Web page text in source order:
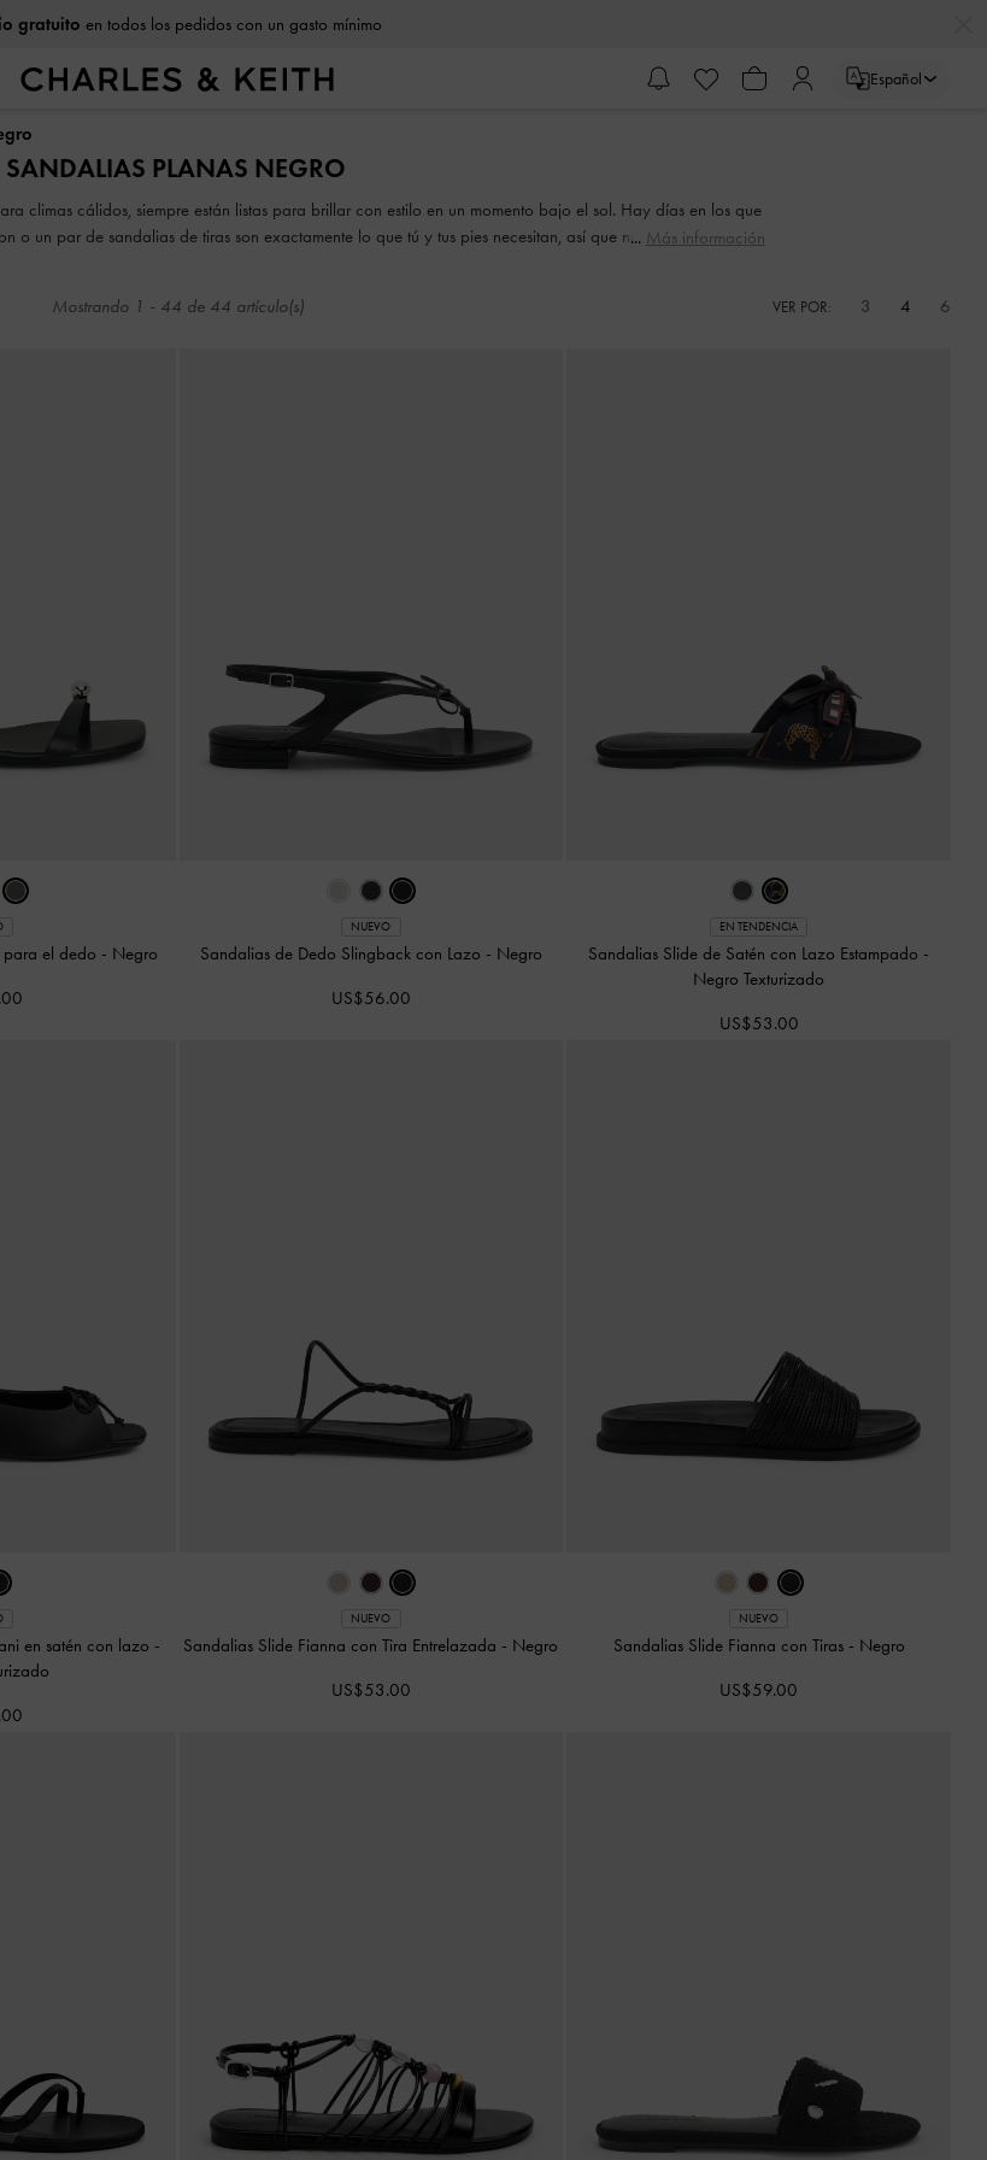
gratuito en todos los pedidos con un gasto mínimo
Español
gratuito
SANDALIAS PLANAS NEGRO
climas cálidos, siempre están listas para brillar con estilo en un momento bajo el sol. Hay días en los que
o un par de sandalias de tiras son exactamente lo que tú y tus pies necesitan, así que no dejes pasar la
Más información
Mostrando 1 - 44 de 44 artículo(s) VER POR: 3 4 6
el dedo - Negro
NUEVO
Sandalias de Dedo Slingback con Lazo - Negro
US$56.00
EN TENDENCIA
Sandalias Slide de Satén con Lazo Estampado -
Negro Texturizado
US$53.00
en satén con lazo -
NUEVO
Sandalias Slide Fianna con Tira Entrelazada - Negro
US$53.00
NUEVO
Sandalias Slide Fianna con Tiras - Negro
US$59.00